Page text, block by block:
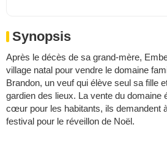
Synopsis
Après le décès de sa grand-mère,
village natal pour vendre le domaine
Brandon, un veuf qui élève seul sa fille
gardien des lieux. La vente du domaine
cœur pour les habitants, ils demandent
festival pour le réveillon de Noël.